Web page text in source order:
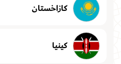
كازاخستان
كينيا